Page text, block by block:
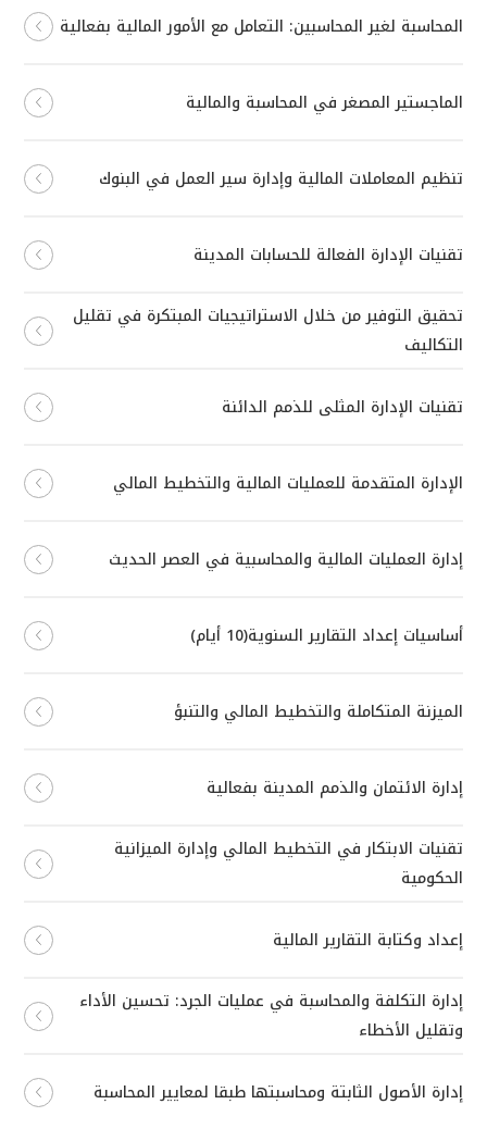
المحاسبة لغير المحاسبين: التعامل مع الأمور المالية بفعالية
الماجستير المصغر في المحاسبة والمالية
تنظيم المعاملات المالية وإدارة سير العمل في البنوك
تقنيات الإدارة الفعالة للحسابات المدينة
تحقيق التوفير من خلال الاستراتيجيات المبتكرة في تقليل
التكاليف
تقنيات الإدارة المثلى للذمم الدائنة
الإدارة المتقدمة للعمليات المالية والتخطيط المالي
إدارة العمليات المالية والمحاسبية في العصر الحديث
أساسيات إعداد التقارير السنوية(10 أيام)
الميزنة المتكاملة والتخطيط المالي والتنبؤ
إدارة الائتمان والذمم المدينة بفعالية
تقنيات الابتكار في التخطيط المالي وإدارة الميزانية
الحكومية
إعداد وكتابة التقارير المالية
إدارة التكلفة والمحاسبة في عمليات الجرد: تحسين الأداء
وتقليل الأخطاء
إدارة الأصول الثابتة ومحاسبتها طبقا لمعايير المحاسبة